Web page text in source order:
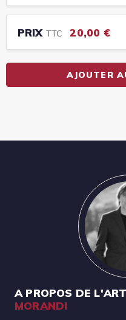
PRIX TTC 20,00 €
AJOUTER
A PROPOS DE
MORANDI